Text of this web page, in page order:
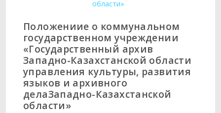
области»
Положениие о коммунальном
государственном учреждении
«Государственный архив
Западно-Казахстанской области
управления культуры, развития
языков и архивного
делаЗападно-Казахстанской
области»